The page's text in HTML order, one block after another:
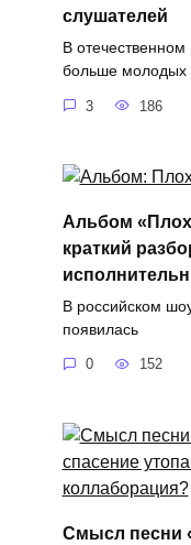
слушателей
В отечественном
больше молодых
3 186
Альбом
краткий
В российском
появилась
0 152
Смысл песни